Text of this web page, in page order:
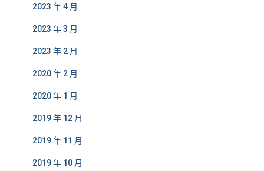
2023 年 4 月
2023 年 3 月
2023 年 2 月
2020 年 2 月
2020 年 1 月
2019 年 12 月
2019 年 11 月
2019 年 10 月